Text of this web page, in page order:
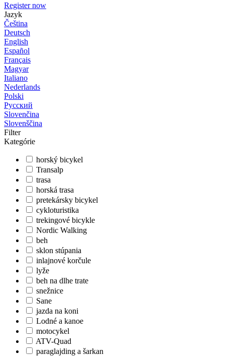
Register now
Jazyk
Čeština
Deutsch
English
Español
Français
Magyar
Italiano
Nederlands
Polski
Русский
Slovenčina
Slovenščina
Filter
Kategórie
horský bicykel
Transalp
trasa
horská trasa
pretekársky bicykel
cykloturistika
trekingové bicykle
Nordic Walking
beh
sklon stúpania
inlajnové korčule
lyže
beh na dlhe trate
snežnice
Sane
jazda na koni
Lodné a kanoe
motocykel
ATV-Quad
paraglajding a šarkan